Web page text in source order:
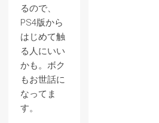
るので、
PS4版から
はじめて触
る人にいい
かも。ボク
もお世話に
なってま
す。